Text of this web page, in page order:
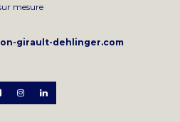
mesure
girault-dehlinger.com
 